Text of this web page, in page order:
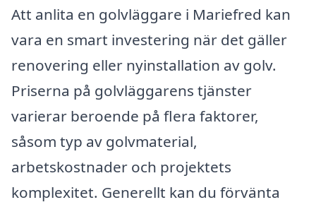
Att anlita en golvläggare i Mariefred kan
vara en smart investering när det gäller
renovering eller nyinstallation av golv.
Priserna på golvläggarens tjänster
varierar beroende på flera faktorer,
såsom typ av golvmaterial,
arbetskostnader och projektets
komplexitet. Generellt kan du förvänta